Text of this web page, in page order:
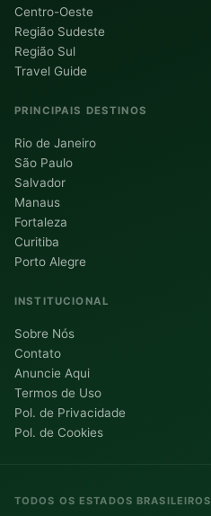
Centro-Oeste
Região Sudeste
Região Sul
Travel Guide
PRINCIPAIS DESTINOS
Rio de Janeiro
São Paulo
Salvador
Manaus
Fortaleza
Curitiba
Porto Alegre
INSTITUCIONAL
Sobre Nós
Contato
Anuncie Aqui
Termos de Uso
Pol. de Privacidade
Pol. de Cookies
TODOS OS ESTADOS BRASILEIROS